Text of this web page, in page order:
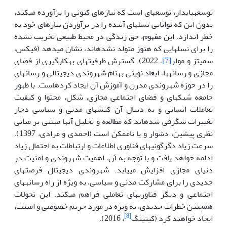
توسعه­پایدار، توسعه­ای است که نیازهای کنونی را برآورده می­کند،
بدون این که توانایی نسل­های آینده را در برآوردن نیازهای خود به
خطر اندازد. این مفهوم، حق زندگی در محیط طبیعی تخریب نشده
را برای نسل­هایی که هنوز متولد نشده­اند، نشان می­دهد (فیکس،
سمیتز و مولر[7]
، 2022). گسترش ظرفیت­های به­کارگیری از فضای
مجازی و رسانه­ها، ابعاد نوینی به­نام شهروندی دیجیتالی و رسانه­ای
را در حوزه شهروندی مدرن و آموزش آن ایجاد کرده­است. با ظهور
جامعه شبکه­ای و فضای اجتماعی مجازی، شکل، محتوا و کیفیت
تعاملات انسانی و به دنبال آن کنش­های مدنی و سیاسی دچار
تغییرات شگرفی شده­اند که مطالعه و تحلیل آنها مبتنی بر مبانی
نظری پیشین، دشوار و یا ناممکن است (احمدی و مرادی، 1397).
سرعت زیاد دگرگونی­های فناوری اطلاعات و ارتباطات به احتمال زیاد
ادامه خواهد یافت و با توجه به آن، اهمیت شهروندی و امنیت در
دنیای مجازی افزایش می­یابد. شهروندی دیجیتال فرصت­های
جدیدی را برای مشارکت مدنی و سیاسی، به ویژه از راه رسانه­های
اجتماعی و دیگر فناوری­های تعاملی فراهم می­کند. این تحولات
همچنین خطرات جدیدی، به ویژه در مورد حریم خصوصی و امنیت،
ایجاد خواهند کرد (کیتینگ[8] ، 2016).